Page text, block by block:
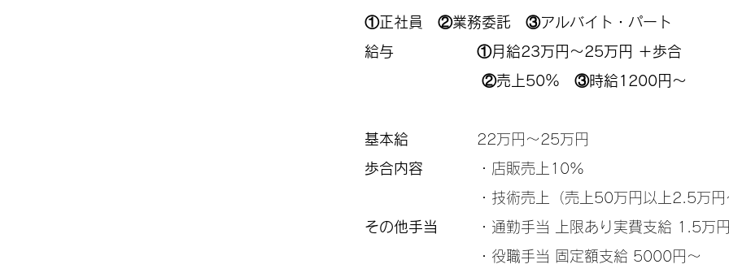
①正社員 ②業務委託 ③アルバイト・パート
給与
①月給23万円～25万円 ＋歩合
②売上50％ ③時給1200円～
基本給 22万円～25万円
歩合内容
・店販売上10%
・技術売上（売上50万円以上2.5万円
その他手当 ・通勤手当 上限あり実費支給 1.5万
・役職手当 固定額支給 5000円～